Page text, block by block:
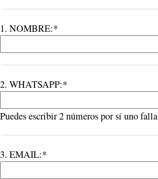
1. NOMBRE:*
2. WHATSAPP:*
Puedes escribir 2 números por sí uno falla
3. EMAIL:*